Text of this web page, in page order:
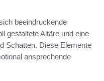
beeindruckende
gestaltete Altäre und eine
Schatten. Diese Elemente
ansprechende